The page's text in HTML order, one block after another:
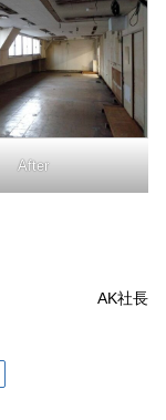
After
AK社長